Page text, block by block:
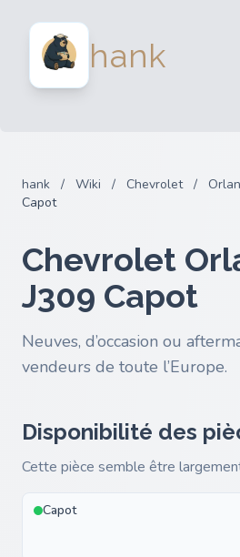
hank
hank / Wiki / Chevrolet /
Capot
Chevrolet
J309 Capot
Neuves, d’occasion ou
vendeurs de toute l’Europe.
Disponibilité des
Cette pièce semble être
Capot